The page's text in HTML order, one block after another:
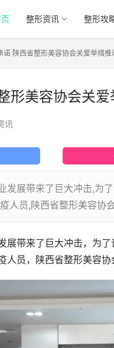
整形资讯 整形攻
诺 陕西省整形美容协会关爱举措
形美容协会关
讯
发展带来了巨大冲击,为
人员,陕西省整形美容协
展带来了巨大冲击，为
人员，陕西省整形美容